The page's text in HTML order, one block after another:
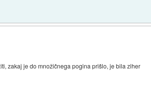
zakaj je do množičnega pogina prišlo, je bila ziher